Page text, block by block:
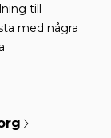
till
med några